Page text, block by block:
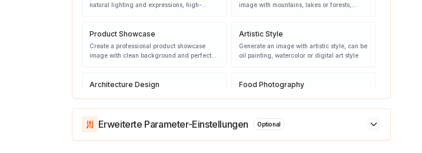
natural lighting and expressions, high-
image with mountains, lakes or forests,
Product Showcase
Create a professional product showcase
image with clean background and perfect
Artistic Style
Generate an image with artistic style, can be
oil painting, watercolor or digital art style
Architecture Design
appearance
Food Photography
Erweiterte Parameter-Einstellungen Optional